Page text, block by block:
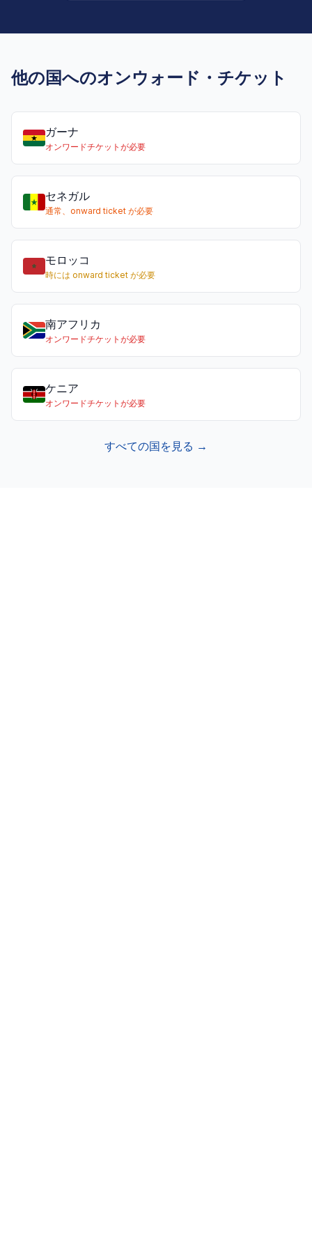
他の国へのオンウォード・チケット
ガーナ
オンワードチケットが必要
セネガル
通常、onward ticket が必要
モロッコ
時には onward ticket が必要
南アフリカ
オンワードチケットが必要
ケニア
オンワードチケットが必要
すべての国を見る →